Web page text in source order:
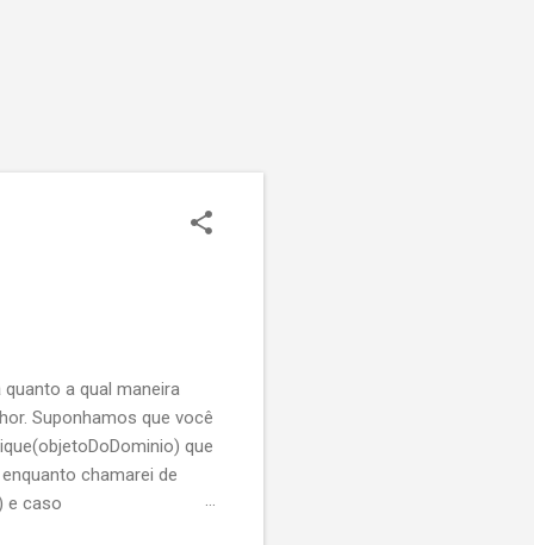
a qual maneira
Suponhamos que você
que
chamarei de
e caso